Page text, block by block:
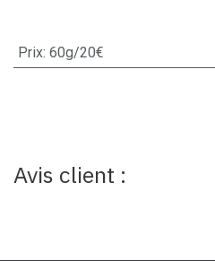
Prix: 60g/20€
Avis client :